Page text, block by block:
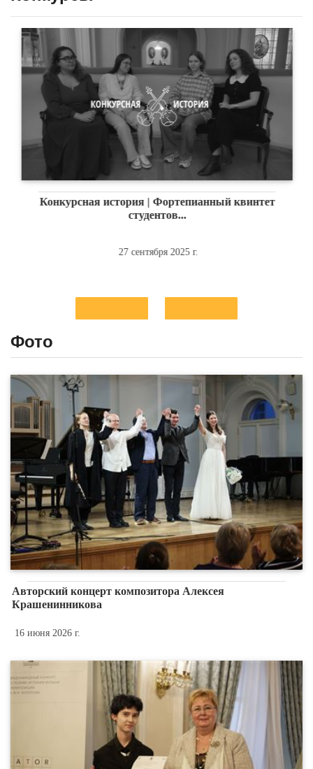
Конкурсная история | Фортепианный квинтет
студентов...
27 сентября 2025 г.
Фото
Авторский концерт композитора Алексея
Крашенинникова
16 июня 2026 г.